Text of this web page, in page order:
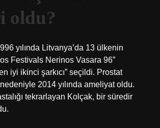
oldu?
yılında Litvanya’da 13 ülkenin
Festivals Nerinos Vasara 96”
iyi ikinci şarkıcı” seçildi. Prostat
2014 yılında ameliyat oldu.
tekrarlayan Kolçak, bir süredir